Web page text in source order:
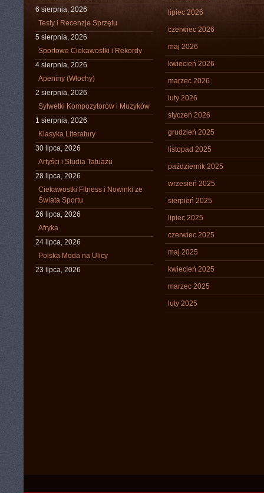
6 sierpnia, 2026
Testy i Recenzje Sprzętu
5 sierpnia, 2026
Sportowe Ciekawostki i Rekordy
4 sierpnia, 2026
Apeniny (Włochy)
2 sierpnia, 2026
Sylwetki Kompozytorów i Muzyków
1 sierpnia, 2026
Klasyka Literatury
30 lipca, 2026
Artyści i Studia Tatuażu
28 lipca, 2026
Ciekawostki Fitness i Nowinki ze
Świata Sportu
26 lipca, 2026
Afryka
24 lipca, 2026
Polska Moda na Ulicy
23 lipca, 2026
lipiec 2026
czerwiec 2026
maj 2026
kwiecień 2026
marzec 2026
luty 2026
styczeń 2026
grudzień 2025
listopad 2025
październik 2025
wrzesień 2025
sierpień 2025
lipiec 2025
czerwiec 2025
maj 2025
kwiecień 2025
marzec 2025
luty 2025